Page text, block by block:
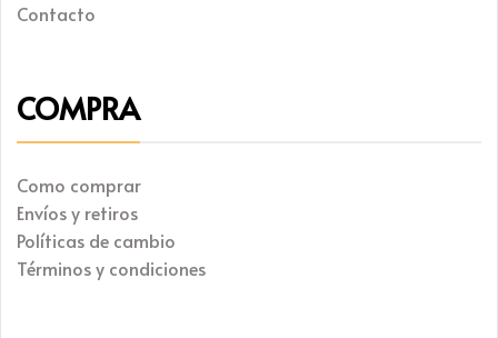
Contacto
COMPRA
Como comprar
Envíos y retiros
Políticas de cambio
Términos y condiciones